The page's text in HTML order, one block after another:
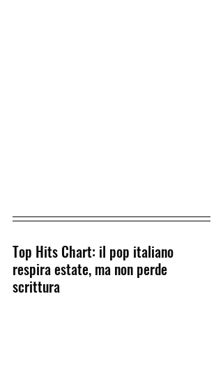
Top Hits Chart: il pop italiano
respira estate, ma non perde
scrittura